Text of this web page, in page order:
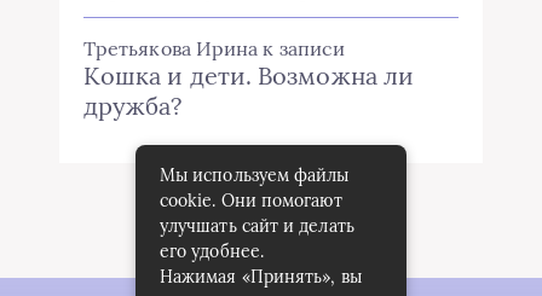
Третьякова Ирина к записи
Кошка и дети. Возможна ли
дружба?
Мы используем файлы
cookie. Они помогают
улучшать сайт и делать
его удобнее.
Нажимая «Принять», вы